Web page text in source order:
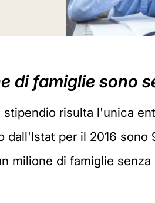
di famiglie sono
risulta l'unica
dall'Istat per il 2016 sono
milione di famiglie